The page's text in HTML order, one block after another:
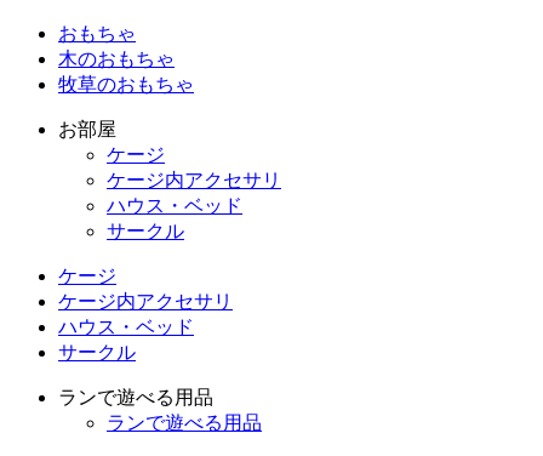
おもちゃ
木のおもちゃ
牧草のおもちゃ
お部屋
ケージ
ケージ内アクセサリ
ハウス・ベッド
サークル
ケージ
ケージ内アクセサリ
ハウス・ベッド
サークル
ランで遊べる用品
ランで遊べる用品